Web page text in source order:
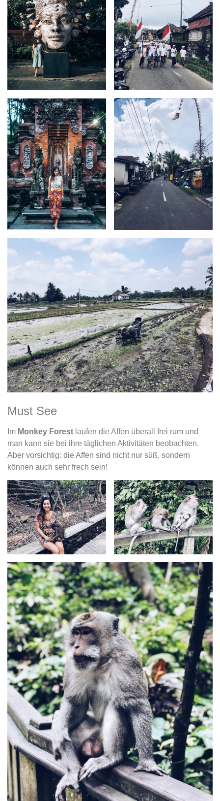
Must See
Im Monkey Forest laufen die Affen überall frei rum und
man kann sie bei ihre täglichen Aktivitäten beobachten.
Aber vorsichtig: die Affen sind nicht nur süß, sondern
können auch sehr frech sein!